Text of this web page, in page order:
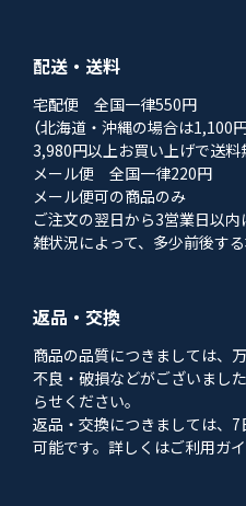
配送・送料
宅配便 全国一律550円
（北海道・沖縄の場合は1,100円
3,980円以上お買い上げで送料
メール便 全国一律220円
メール便可の商品のみ
ご注文の翌日から3営業日以
雑状況によって、多少前後す
返品・交換
商品の品質につきましては、
不良・破損などがございまし
らせください。
返品・交換につきましては、
可能です。詳しくはご利用ガ